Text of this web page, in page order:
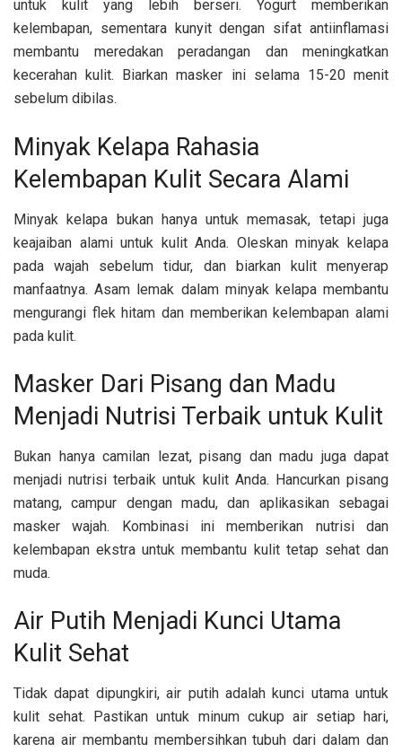
untuk kulit yang lebih berseri. Yogurt memberikan
kelembapan, sementara kunyit dengan sifat antiinflamasi
membantu meredakan peradangan dan meningkatkan
kecerahan kulit. Biarkan masker ini selama 15-20 menit
sebelum dibilas.
Minyak Kelapa Rahasia
Kelembapan Kulit Secara Alami
Minyak kelapa bukan hanya untuk memasak, tetapi juga
keajaiban alami untuk kulit Anda. Oleskan minyak kelapa
pada wajah sebelum tidur, dan biarkan kulit menyerap
manfaatnya. Asam lemak dalam minyak kelapa membantu
mengurangi flek hitam dan memberikan kelembapan alami
pada kulit.
Masker Dari Pisang dan Madu
Menjadi Nutrisi Terbaik untuk Kulit
Bukan hanya camilan lezat, pisang dan madu juga dapat
menjadi nutrisi terbaik untuk kulit Anda. Hancurkan pisang
matang, campur dengan madu, dan aplikasikan sebagai
masker wajah. Kombinasi ini memberikan nutrisi dan
kelembapan ekstra untuk membantu kulit tetap sehat dan
muda.
Air Putih Menjadi Kunci Utama
Kulit Sehat
Tidak dapat dipungkiri, air putih adalah kunci utama untuk
kulit sehat. Pastikan untuk minum cukup air setiap hari,
karena air membantu membersihkan tubuh dari dalam dan